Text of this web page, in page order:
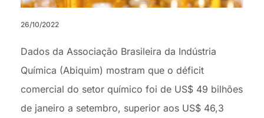
26/10/2022
Dados da Associação Brasileira da Indústria
Química (Abiquim) mostram que o déficit
comercial do setor químico foi de US$ 49 bilhões
de janeiro a setembro, superior aos US$ 46,3